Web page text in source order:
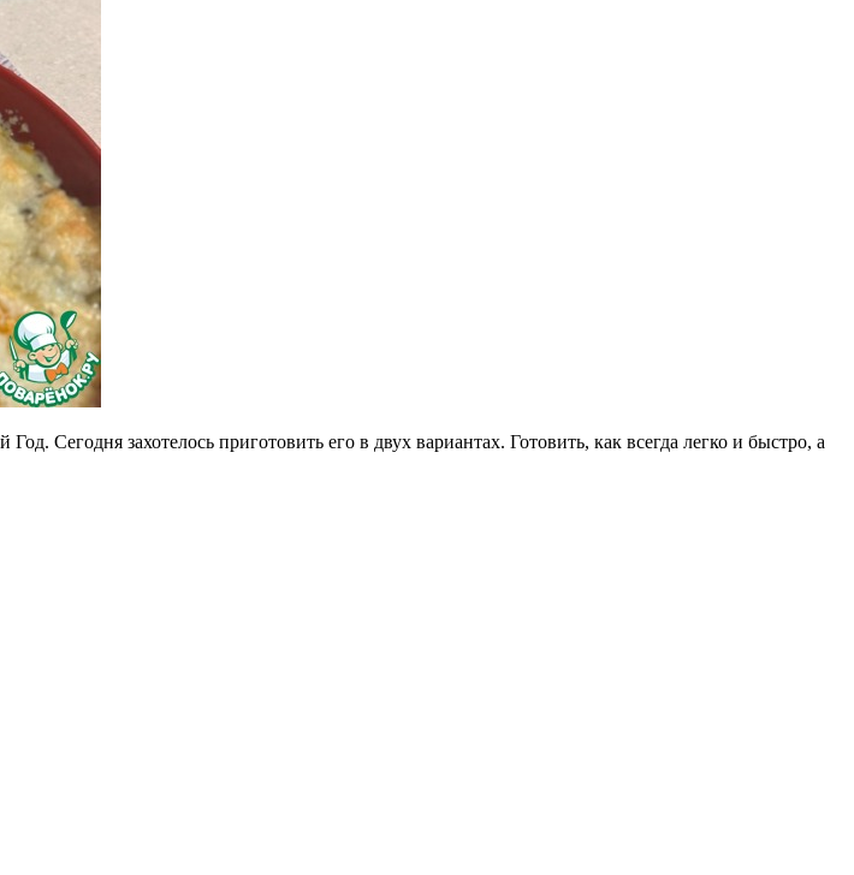
захотелось приготовить его в двух вариантах. Готовить, как всегда легко и быстро, а